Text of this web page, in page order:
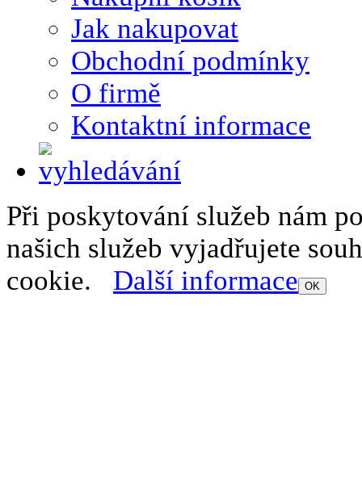
Jak nakupovat
Obchodní podmínky
O firmě
Kontaktní informace
Při poskytování služeb nám
našich služeb vyjadřujete
cookie. Další informace